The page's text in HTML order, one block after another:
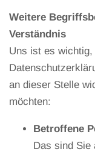
Weitere
Verständnis
Uns ist es
an dieser Stelle
möchten:
Betroffene
Das sind Sie